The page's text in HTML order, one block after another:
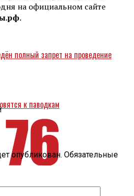
на официальном сайте
.
полный запрет на проведение
к паводкам
опубликован. Обязательные